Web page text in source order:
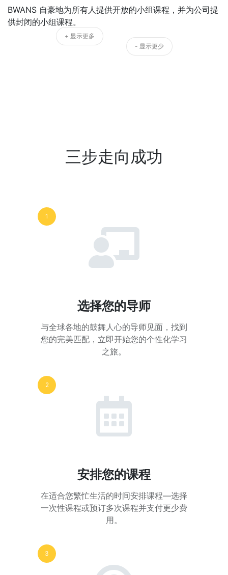
BWANS 自豪地为所有人提供开放的小组课程，并为公司提
供封闭的小组课程。
+ 显示更多
- 显示更少
三步走向成功
1
选择您的导师
与全球各地的鼓舞人心的导师见面，找到
您的完美匹配，立即开始您的个性化学习
之旅。
2
安排您的课程
在适合您繁忙生活的时间安排课程—选择
一次性课程或预订多次课程并支付更少费
用。
3